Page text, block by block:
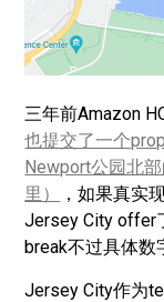
三年前Amazon
也提交了一个
Newport公园北
里）
，如果真实
Jersey City offer
break不过具体数
Jersey City作为